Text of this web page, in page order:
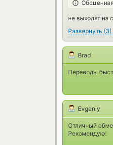
не выходят на
Развернуть (3)
Brad
Переводы
Evgeniy
Отличный
Рекомендую!